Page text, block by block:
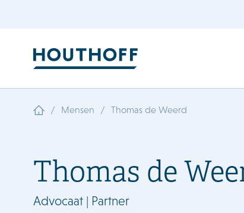
/ Mensen / Thomas de Weerd
Thomas de
Advocaat | Partner